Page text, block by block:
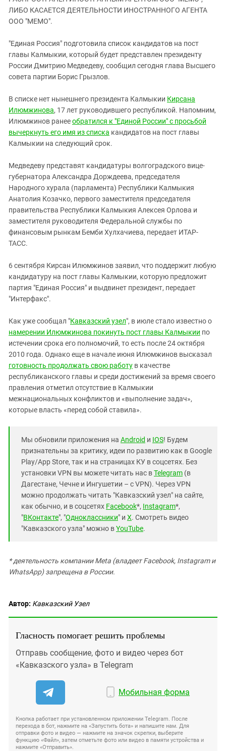
ЗАСТАВЛЯЕТ
МОБИЛИЗАЦИЯ И ПРОТЕСТЫ
Дагестан
Ингушетия
Кабардино-Балкария
Калмыкия
Карачаево-Черкесия
Нагорный Карабах
Российская Федерация
Ростовская область
Северная Осетия - Алания
СКФО
Ставропольский край
Чечня
Южная Осетия
Южный Кавказ
ЮФО
ЛИБО КАСАЕТСЯ ДЕЯТЕЛЬНОСТИ ИНОСТРАННОГО АГЕНТА
ООО "МЕМО".
"Единая Россия" подготовила список кандидатов на пост
главы Калмыкии, который будет представлен президенту
России Дмитрию Медведеву, сообщил сегодня глава Высшего
совета партии Борис Грызлов.
В списке нет нынешнего президента Калмыкии Кирсана
Илюмжинова, 17 лет руководившего республикой. Напомним,
Илюмжинов ранееобратился к "Единой России" с просьбой
вычеркнуть его имя из списка кандидатов на пост главы
Калмыкии на следующий срок.
Медведеву представят кандидатуры волгоградского вице-
губернатора Александра Дорждеева, председателя
Народного хурала (парламента) Республики Калмыкия
Анатолия Козачко, первого заместителя председателя
правительства Республики Калмыкия Алексея Орлова и
заместителя руководителя Федеральной службы по
финансовым рынкам Бемби Хулхачиева, передает ИТАР-
ТАСС.
6 сентября Кирсан Илюмжинов заявил, что поддержит любую
кандидатуру на пост главы Калмыкии, которую предложит
партия "Единая Россия" и выдвинет президент, передает
"Интерфакс".
Как уже сообщал "Кавказский узел", в июле стало известно о
намерении Илюмжинова покинуть пост главы Калмыкии по
истечении срока его полномочий, то есть после 24 октября
2010 года. Однако еще в начале июня Илюмжинов высказал
готовность продолжать свою работу в качестве
республиканского главы и среди достижений за время своего
правления отметил отсутствие в Калмыкии
межнациональных конфликтов и «выполнение задач»,
которые власть «перед собой ставила».
Мы обновили приложения на Android и IOS! Будем
признательны за критику, идеи по развитию как в Google
Play/App Store, так и на страницах КУ в соцсетях. Без
установки VPN вы можете читать нас вTelegram (в
Дагестане, Чечне и Ингушетии – с VPN). Через VPN
можно продолжать читать "Кавказский узел" на сайте,
как обычно, и в соцсетях Facebook*, Instagram*,
"ВКонтакте", "Одноклассники" и X. Смотреть видео
"Кавказского узла" можно вYouTube.
* деятельность компании Meta (владеет Facebook, Instagram и
WhatsApp) запрещена в России.
Автор: Кавказский Узел
Гласность помогает решить проблемы
Отправь сообщение, фото и видео через бот
«Кавказского узла» в Telegram
Мобильная форма
Кнопка работает при установленном приложении Telegram. После
перехода в бот, нажмите на «Запустить бота» и напишите нам. Для
отправки фото и видео — нажмите на значок скрепки, выберите
функцию «Файл», затем отметьте фото или видео в памяти устройства и
нажмите «Отправить».